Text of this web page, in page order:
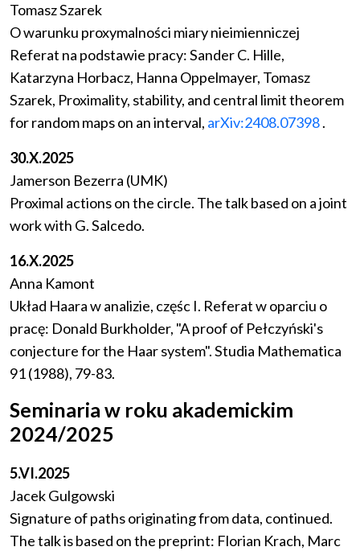
Tomasz Szarek
O warunku proxymalności miary nieimienniczej
Referat na podstawie pracy: Sander C. Hille,
Katarzyna Horbacz, Hanna Oppelmayer, Tomasz
Szarek, Proximality, stability, and central limit theorem
for random maps on an interval, arXiv:2408.07398.
30.X.2025
Jamerson Bezerra (UMK)
Proximal actions on the circle. The talk based on a joint
work with G. Salcedo.
16.X.2025
Anna Kamont
Układ Haara w analizie, częśc I. Referat w oparciu o
pracę: Donald Burkholder, "A proof of Pełczyński's
conjecture for the Haar system". Studia Mathematica
91 (1988), 79-83.
Seminaria w roku akademickim
2024/2025
5.VI.2025
Jacek Gulgowski
Signature of paths originating from data, continued.
The talk is based on the preprint: Florian Krach, Marc